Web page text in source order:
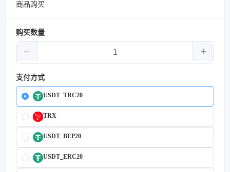
商品购买
购买数量
支付方式
USDT_TRC20
TRX
USDT_BEP20
USDT_ERC20